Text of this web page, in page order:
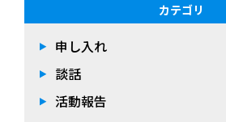
カテゴリ
申し入れ
談話
活動報告